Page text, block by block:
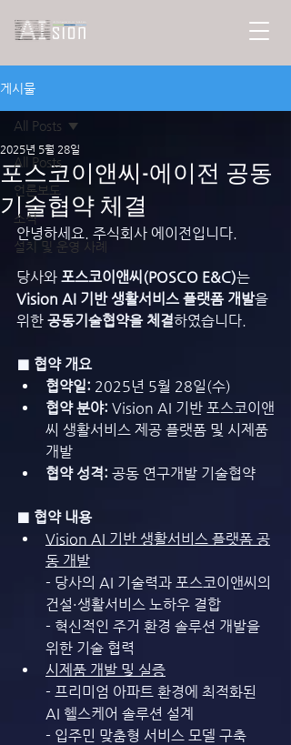
게시물
All Posts
언론보도
소식
설치 및 운영 사례
All Posts
포스코이앤씨-에이전 공동
기술협약 체결
2025년 5월 28일
안녕하세요. 주식회사 에이전입니다.
당사와 포스코이앤씨(POSCO E&C)는
Vision AI 기반 생활서비스 플랫폼 개발을
위한 공동기술협약을 체결하였습니다.
■ 협약 개요
협약일: 2025년 5월 28일(수)
협약 분야: Vision AI 기반 포스코이앤
씨 생활서비스 제공 플랫폼 및 시제품
개발
협약 성격: 공동 연구개발 기술협약
■ 협약 내용
Vision AI 기반 생활서비스 플랫폼 공
동 개발
- 당사의 AI 기술력과 포스코이앤씨의
건설·생활서비스 노하우 결합
- 혁신적인 주거 환경 솔루션 개발을
위한 기술 협력
시제품 개발 및 실증
- 프리미엄 아파트 환경에 최적화된
AI 헬스케어 솔루션 설계
- 입주민 맞춤형 서비스 모델 구축